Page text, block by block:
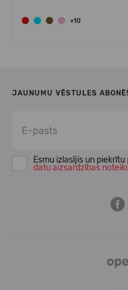
+10
JAUNUMU VĒSTULES
Esmu izlasījis un piekrītu
datu aizsardzības